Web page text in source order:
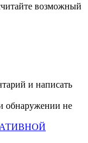
возможный
и написать
обнаружении не